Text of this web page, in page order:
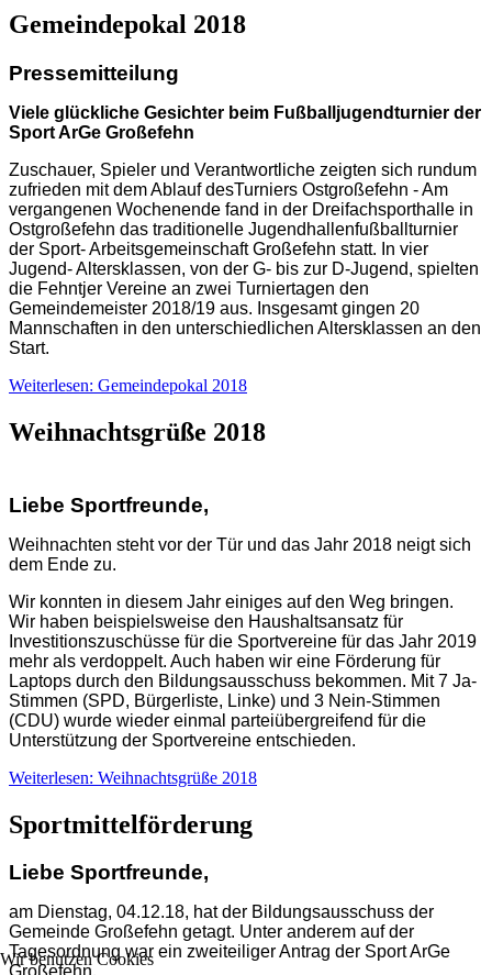
Gemeindepokal 2018
Pressemitteilung
Viele glückliche Gesichter beim Fußballjugendturnier der
Sport ArGe Großefehn
Zuschauer, Spieler und Verantwortliche zeigten sich rundum
zufrieden mit dem Ablauf desTurniers Ostgroßefehn - Am
vergangenen Wochenende fand in der Dreifachsporthalle in
Ostgroßefehn das traditionelle Jugendhallenfußballturnier
der Sport- Arbeitsgemeinschaft Großefehn statt. In vier
Jugend- Altersklassen, von der G- bis zur D-Jugend, spielten
die Fehntjer Vereine an zwei Turniertagen den
Gemeindemeister 2018/19 aus. Insgesamt gingen 20
Mannschaften in den unterschiedlichen Altersklassen an den
Start.
Weiterlesen: Gemeindepokal 2018
Weihnachtsgrüße 2018
Liebe Sportfreunde,
Weihnachten steht vor der Tür und das Jahr 2018 neigt sich
dem Ende zu.
Wir konnten in diesem Jahr einiges auf den Weg bringen.
Wir haben beispielsweise den Haushaltsansatz für
Investitionszuschüsse für die Sportvereine für das Jahr 2019
mehr als verdoppelt. Auch haben wir eine Förderung für
Laptops durch den Bildungsausschuss bekommen. Mit 7 Ja-
Stimmen (SPD, Bürgerliste, Linke) und 3 Nein-Stimmen
(CDU) wurde wieder einmal parteiübergreifend für die
Unterstützung der Sportvereine entschieden.
Weiterlesen: Weihnachtsgrüße 2018
Sportmittelförderung
Liebe Sportfreunde,
am Dienstag, 04.12.18, hat der Bildungsausschuss der
Gemeinde Großefehn getagt. Unter anderem auf der
Tagesordnung war ein zweiteiliger Antrag der Sport ArGe
Wir benutzen Cookies